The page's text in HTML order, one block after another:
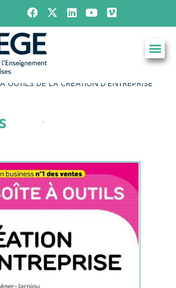
OUTILS DE LA CREATION D’ENTREPRISE